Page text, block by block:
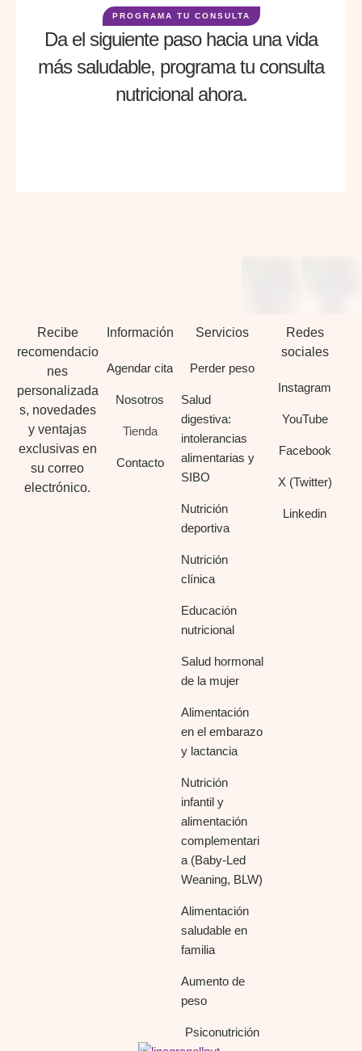
PROGRAMA TU CONSULTA
Da el siguiente paso hacia una vida
más saludable, programa tu consulta
nutricional ahora.
Recibe
recomendacio
nes
personalizada
s, novedades
y ventajas
exclusivas en
su correo
electrónico.
Información
Agendar cita
Nosotros
Tienda
Contacto
Servicios
Perder peso
Salud
digestiva:
intolerancias
alimentarias y
SIBO
Nutrición
deportiva
Nutrición
clínica
Educación
nutricional
Salud hormonal
de la mujer
Alimentación
en el embarazo
y lactancia
Nutrición
infantil y
alimentación
complementari
a (Baby-Led
Weaning, BLW)
Alimentación
saludable en
familia
Aumento de
peso
Psiconutrición
Redes
sociales
Instagram
YouTube
Facebook
X (Twitter)
Linkedin